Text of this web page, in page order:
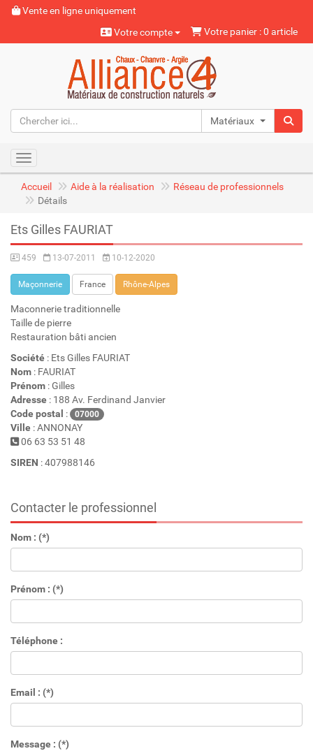
Vente en ligne uniquement
Votre compte
Votre panier : 0 article
Matériaux naturels
Toggle navigation
Accueil Aide à la réalisation
Réseau de professionnels
Détails
Ets Gilles FAURIAT
459 13-07-2011 10-12-2020
Maçonnerie France Rhône-Alpes
Maconnerie traditionnelle
Taille de pierre
Restauration bâti ancien
Société : Ets Gilles FAURIAT
Nom : FAURIAT
Prénom : Gilles
Adresse : 188 Av. Ferdinand Janvier
Code postal : 07000
Ville : ANNONAY
06 63 53 51 48
SIREN : 407988146
Contacter le professionnel
Nom : (*)
Prénom : (*)
Téléphone :
Email : (*)
Message : (*)